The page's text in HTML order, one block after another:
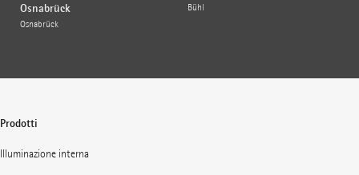
Osnabrück
Osnabrück
Bühl
Prodotti
Illuminazione interna